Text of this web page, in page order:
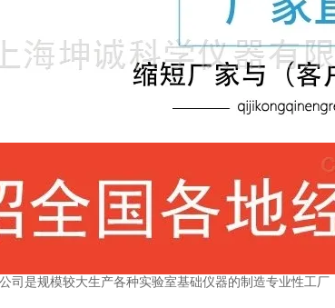
司是规模较大生产各种实验室基础仪器的制造专业性工